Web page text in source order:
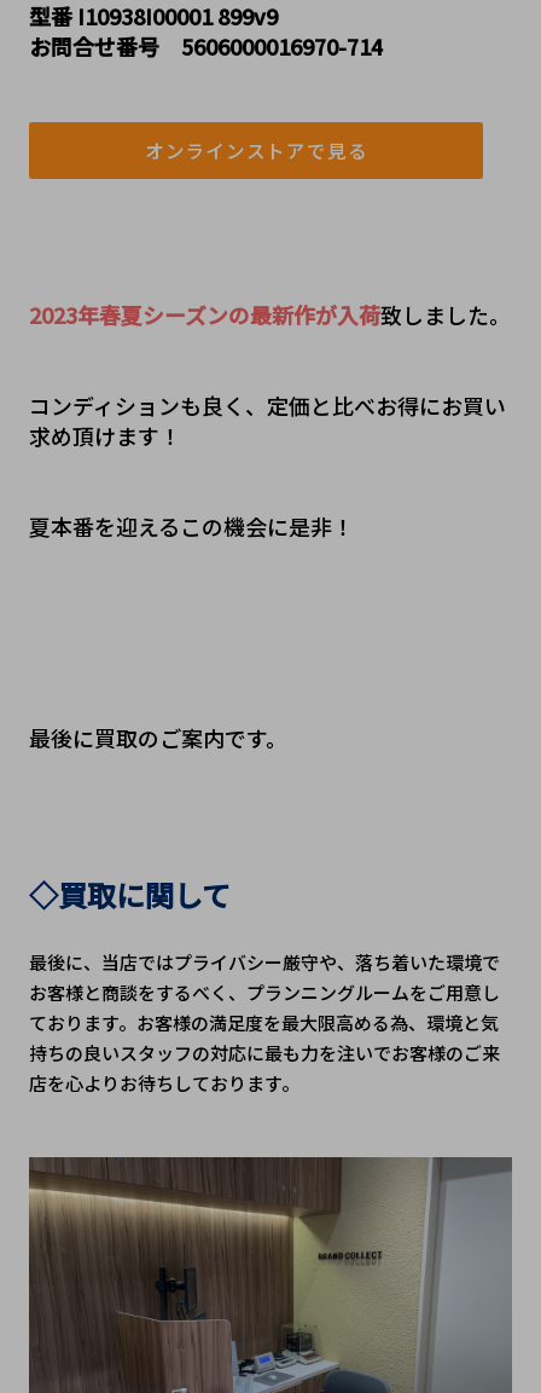
型番 I10938I00001 899v9
お問合せ番号 5606000016970-714
オンラインストアで見る
2023年春夏シーズンの最新作が入荷致しました。
コンディションも良く、定価と比べお得にお買い
求め頂けます！
夏本番を迎えるこの機会に是非！
最後に買取のご案内です。
◇買取に関して
最後に、当店ではプライバシー厳守や、落ち着いた環境で
お客様と商談をするべく、プランニングルームをご用意し
ております。お客様の満足度を最大限高める為、環境と気
持ちの良いスタッフの対応に最も力を注いでお客様のご来
店を心よりお待ちしております。